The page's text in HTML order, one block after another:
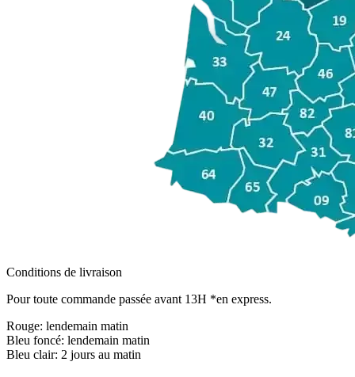
Conditions de livraison
Pour toute commande passée avant 13H *en express.
Rouge: lendemain matin
Bleu foncé: lendemain matin
Bleu clair: 2 jours au matin